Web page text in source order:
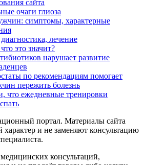
сайта
очаги глиоза
симптомы, характерные
лечение
это значит?
нарушает развитие
по рекомендациям помогает
пережить болезнь
что ежедневные тренировки
портал. Материалы сайта
характер и не заменяют консультацию
консультаций,